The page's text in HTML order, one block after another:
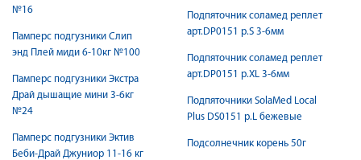
№16
Памперс подгузники Слип
энд Плей миди 6-10кг №100
Памперс подгузники Экстра
Драй дышащие мини 3-6кг
№24
Памперс подгузники Эктив
Беби-Драй Джуниор 11-16 кг
Подпяточник соламед реплет
арт.DP0151 р.S 3-6мм
Подпяточник соламед реплет
арт.DP0151 р.XL 3-6мм
Подпяточники SolaMed Local
Plus DS0151 р.L бежевые
Подсолнечник корень 50г